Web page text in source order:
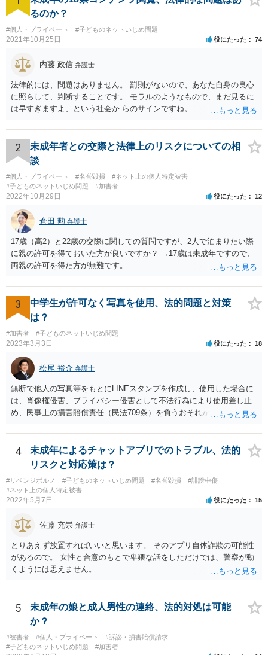
るのか？
#個人・プライベート #子どものネットいじめ問題
2021年10月25日 役にたった 74
内藤 政信 弁護士
法律的には、問題はありません。 罰則がないので、あなた自身の良心
に照らして、判断することです。 モラルのようなもので、まだ見るに
は早すぎますよ、という社会か らのサインですね。
2
未成年者との交際と法律上のリスクについての相
談
#個人・プライベート #名誉毀損
#ネット上の個人特定被害
#子どものネットいじめ問題
#加害者
2022年10月29日 役にたった 12
倉田 勲 弁護士
17歳（高2）と22歳の交際に関しての質問ですが、2人で泊まりたい際
に親の許可を得ておいた方が良いですか？ →17歳は未成年ですので、
両親の許可を得た方が無難です。
3
中学生が許可なく写真を使用、法的問題と対策
は？
#加害者 #子どものネットいじめ問題
2023年3月3日 役にたった 18
松尾 裕介 弁護士
無断で他人の写真等をもとにLINEスタンプを作成し、使用した場合に
は、肖像権侵害、プライバシー侵害として不法行為により使用差し止
め、民事上の損害賠償責任（民法709条）を負うおそれがあります。
辱罪などの刑事責任を追及されるおそれもあると考えられます。
4
未成年によるチャットアプリでのトラブル、法的
リスクと対応策は？
#リベンジポルノ #子どものネットいじめ問題 #名誉毀損
#誹謗中傷
#ネット上の個人特定被害
2022年5月7日 役にたった 15
佐藤 充崇 弁護士
とりあえず放置すればいいと思います。 そのアプリ自体詐欺の可能性
があるので。 女性と合意のもとで卑猥な話をしただけでは、警察が動
くようには思えません。
5
未成年の娘と成人男性の連絡、法的対処は可能
か？
#被害者 #個人・プライベート
#訴訟・損害賠償請求
#子どものネットいじめ問題
#加害者